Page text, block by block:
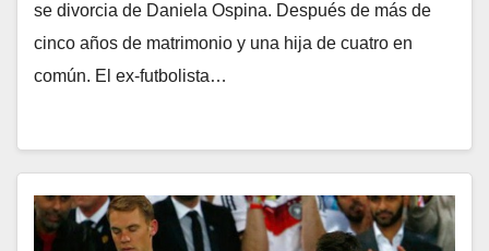
se divorcia de Daniela Ospina. Después de más de
cinco años de matrimonio y una hija de cuatro en
común. El ex-futbolista…